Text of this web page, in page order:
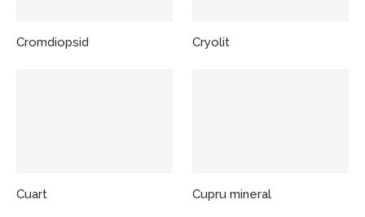
Cromdiopsid Cryolit
Cuart Cupru mineral